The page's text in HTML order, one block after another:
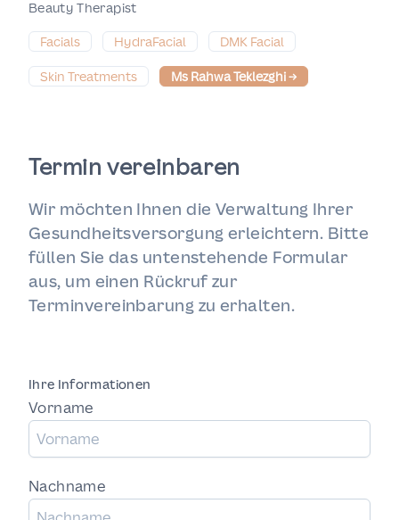
Beauty Therapist
Facials
HydraFacial DMK Facial
Skin Treatments Ms Rahwa Teklezghi→
Termin vereinbaren
Wir möchten Ihnen die Verwaltung Ihrer
Gesundheitsversorgung erleichtern. Bitte
füllen Sie das untenstehende Formular
aus, um einen Rückruf zur
Terminvereinbarung zu erhalten.
Ihre Informationen
Vorname
Nachname